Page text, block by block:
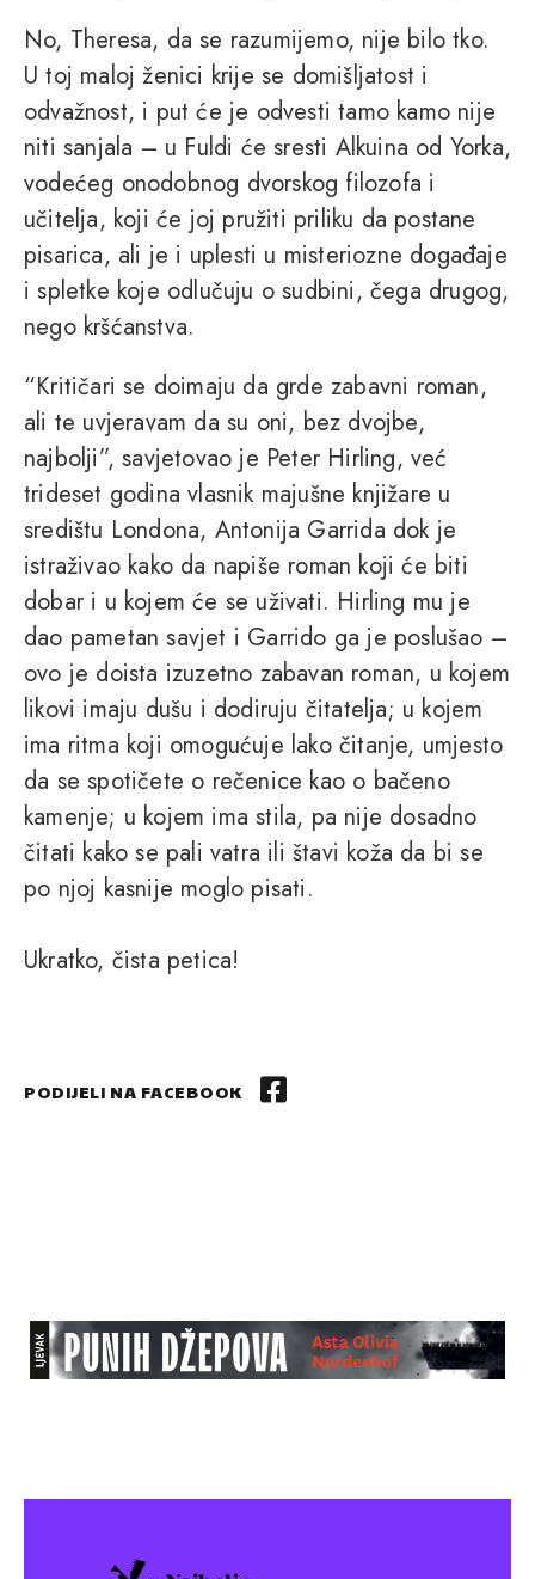
No, Theresa, da se razumijemo, nije bilo tko.
U toj maloj ženici krije se domišljatost i
odvažnost, i put će je odvesti tamo kamo nije
niti sanjala – u Fuldi će sresti Alkuina od Yorka,
vodećeg onodobnog dvorskog filozofa i
učitelja, koji će joj pružiti priliku da postane
pisarica, ali je i uplesti u misteriozne događaje
i spletke koje odlučuju o sudbini, čega drugog,
nego kršćanstva.
“Kritičari se doimaju da grde zabavni roman,
ali te uvjeravam da su oni, bez dvojbe,
najbolji”, savjetovao je Peter Hirling, već
trideset godina vlasnik majušne knjižare u
središtu Londona, Antonija Garrida dok je
istraživao kako da napiše roman koji će biti
dobar i u kojem će se uživati. Hirling mu je
dao pametan savjet i Garrido ga je poslušao –
ovo je doista izuzetno zabavan roman, u kojem
likovi imaju dušu i dodiruju čitatelja; u kojem
ima ritma koji omogućuje lako čitanje, umjesto
da se spotičete o rečenice kao o bačeno
kamenje; u kojem ima stila, pa nije dosadno
čitati kako se pali vatra ili štavi koža da bi se
po njoj kasnije moglo pisati.
Ukratko, čista petica!
PODIJELI NA FACEBOOK